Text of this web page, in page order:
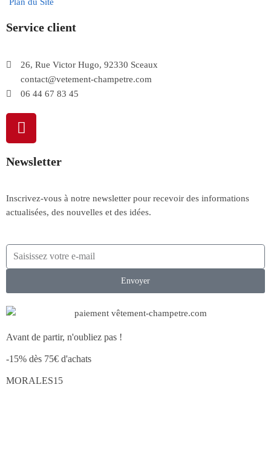
Service client
26, Rue Victor Hugo, 92330 Sceaux
contact@vetement-champetre.com
06 44 67 83 45
Newsletter
Inscrivez-vous à notre newsletter pour recevoir des informations
actualisées, des nouvelles et des idées.
Envoyer
Avant de partir, n'oubliez pas !
-15% dès 75€ d'achats
MORALES15